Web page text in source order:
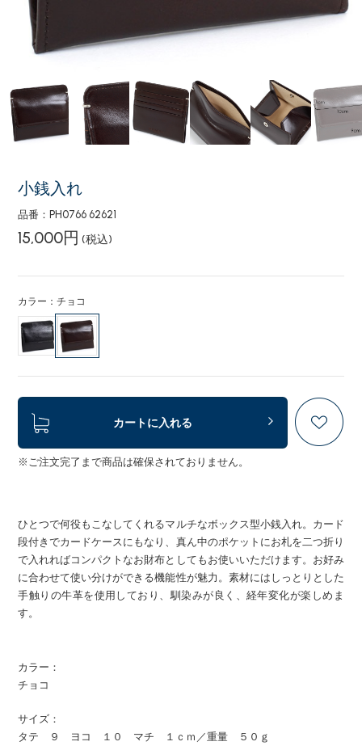
小銭入れ
品番：PH0766 62621
15,000円 (税込)
カラー：チョコ
カートに入れる
※ご注文完了まで商品は確保されておりません。
ひとつで何役もこなしてくれるマルチなボックス型小銭入れ。カード
段付きでカードケースにもなり、真ん中のポケットにお札を二つ折り
で入れればコンパクトなお財布としてもお使いいただけます。お好み
に合わせて使い分けができる機能性が魅力。素材にはしっとりとした
手触りの牛革を使用しており、馴染みが良く、経年変化が楽しめま
す。
カラー：
チョコ
サイズ：
タテ ９ ヨコ １０ マチ １ｃｍ／重量 ５０ｇ